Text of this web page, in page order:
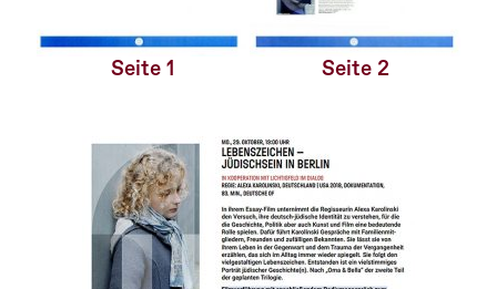
Seite 1 Seite 2